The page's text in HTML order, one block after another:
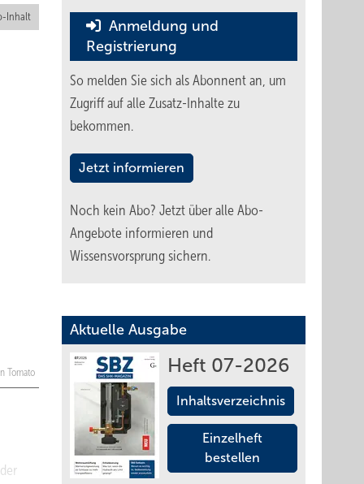
Inhalt
Tomato
Anmeldung und
Registrierung
So melden Sie sich als Abonnent an, um
Zugriff auf alle Zusatz-Inhalte zu
bekommen.
Jetzt informieren
Noch kein Abo? Jetzt über alle Abo-
Angebote informieren und
Wissensvorsprung sichern.
Aktuelle Ausgabe
Heft 07-2026
Inhaltsverzeichnis
Einzelheft
bestellen